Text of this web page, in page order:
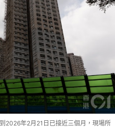
2026年2月21日已接近三個月，現場所